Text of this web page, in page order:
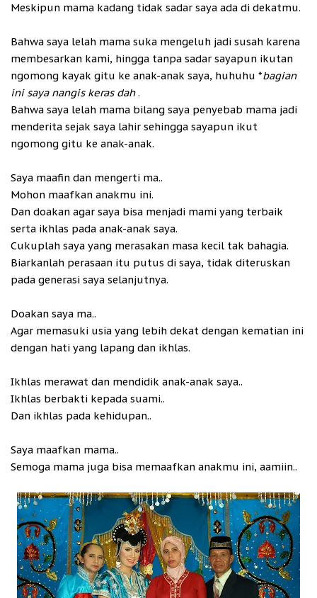
Meskipun mama kadang tidak sadar saya ada di dekatmu.
Bahwa saya lelah mama suka mengeluh jadi susah karena
membesarkan kami, hingga tanpa sadar sayapun ikutan
ngomong kayak gitu ke anak-anak saya, huhuhu *bagian
ini saya nangis keras dah.
Bahwa saya lelah mama bilang saya penyebab mama jadi
menderita sejak saya lahir sehingga sayapun ikut
ngomong gitu ke anak-anak.
Saya maafin dan mengerti ma..
Mohon maafkan anakmu ini.
Dan doakan agar saya bisa menjadi mami yang terbaik
serta ikhlas pada anak-anak saya.
Cukuplah saya yang merasakan masa kecil tak bahagia.
Biarkanlah perasaan itu putus di saya, tidak diteruskan
pada generasi saya selanjutnya.
Doakan saya ma..
Agar memasuki usia yang lebih dekat dengan kematian ini
dengan hati yang lapang dan ikhlas.
Ikhlas merawat dan mendidik anak-anak saya..
Ikhlas berbakti kepada suami..
Dan ikhlas pada kehidupan..
Saya maafkan mama..
Semoga mama juga bisa memaafkan anakmu ini, aamiin..